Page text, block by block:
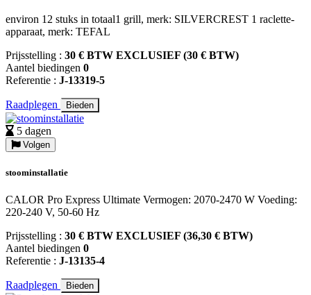
environ 12 stuks in totaal1 grill, merk: SILVERCREST 1 raclette-
apparaat, merk: TEFAL
Prijsstelling : 30 € BTW EXCLUSIEF (30 € BTW)
Aantel biedingen 0
Referentie : J-13319-5
Raadplegen Bieden
5 dagen
Volgen
stoominstallatie
CALOR Pro Express Ultimate Vermogen: 2070-2470 W Voeding:
220-240 V, 50-60 Hz
Prijsstelling : 30 € BTW EXCLUSIEF (36,30 € BTW)
Aantel biedingen 0
Referentie : J-13135-4
Raadplegen Bieden